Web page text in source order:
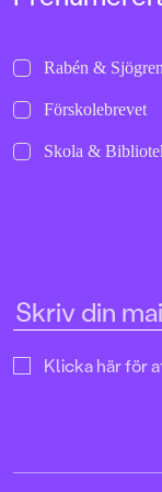
Rabén &
Förskolebrevet
Skola &
Klicka här för